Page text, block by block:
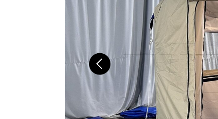
От – 40 °C до +60 °C